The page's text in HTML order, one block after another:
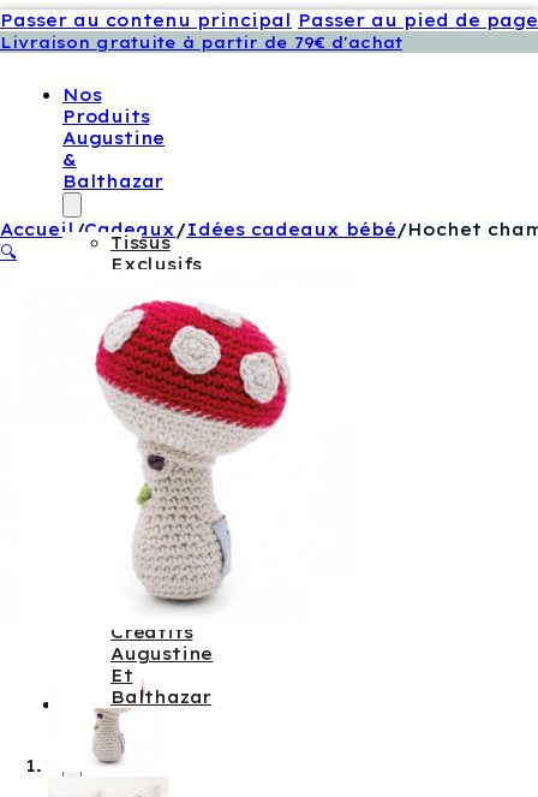
Passer au contenu principal Passer au pied de page
Livraison gratuite à partir de 79€ d'achat
Nos
Produits
Augustine
&
Balthazar
Tissus
Exclusifs
Et
Balthazar
Patrons
De
Couture
Augustine
Et
Balthazar
Boutons
Étiquettes
Augustine
Balthazar
Kits
Créatifs
Augustine
Et
Balthazar
Patrons
Couture
Accueil /Cadeaux/Idées cadeaux bébé/Hochet
🔍